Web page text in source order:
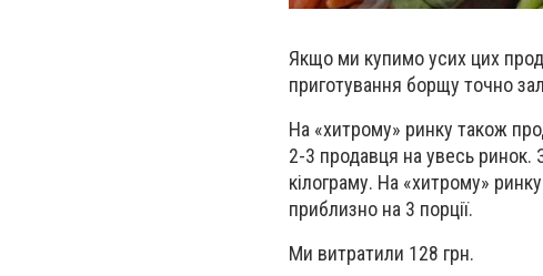
Якщо ми купимо усих цих
приготування борщу точно
На «хитрому» ринку також
2-3 продавця на увесь ринок.
кілограму. На «хитрому»
приблизно на 3 порції.
Ми витратили 128 грн.